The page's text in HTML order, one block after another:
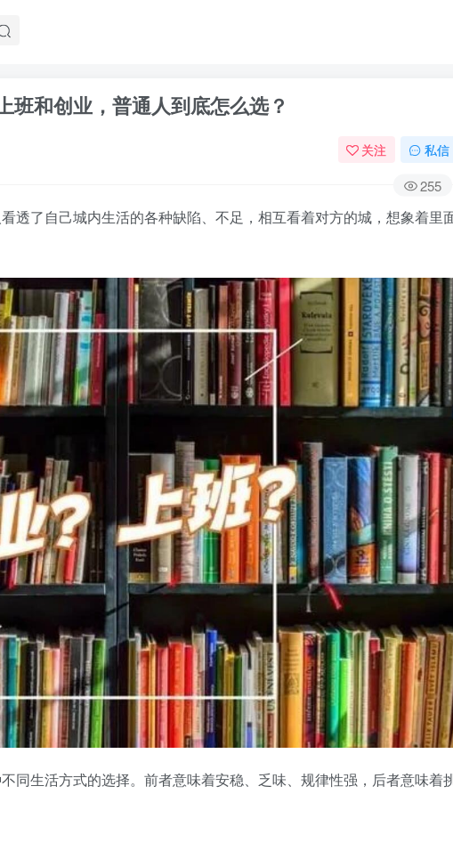
班和创业，普通人到底怎么选？
关注 私信
255
透了自己城内生活的各种缺陷、不足，相互看着对方的城，想象着里
同生活方式的选择。前者意味着安稳、乏味、规律性强，后者意味着